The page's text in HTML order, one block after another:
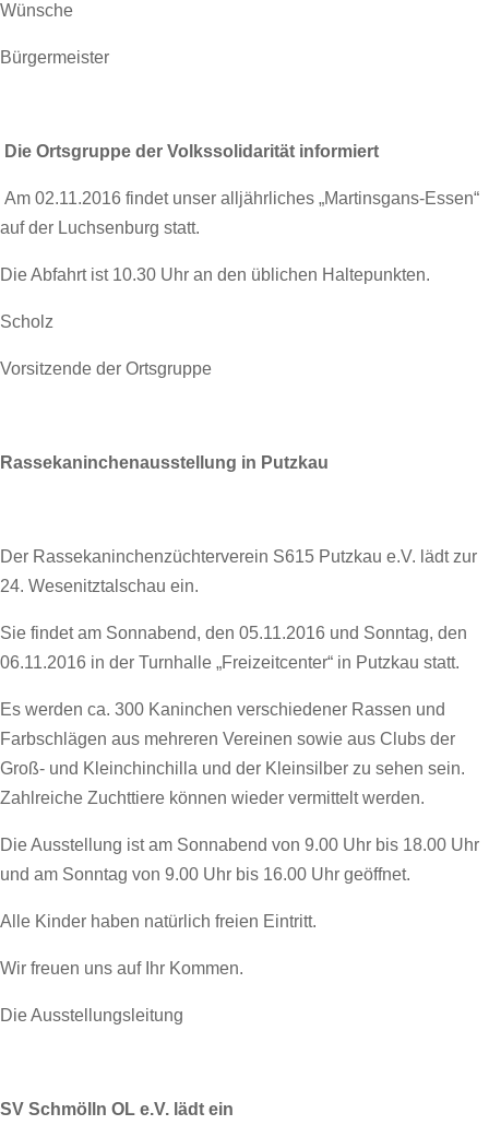
Wünsche
Bürgermeister
Die Ortsgruppe der Volkssolidarität informiert
Am 02.11.2016 findet unser alljährliches „Martinsgans-Essen“
auf der Luchsenburg statt.
Die Abfahrt ist 10.30 Uhr an den üblichen Haltepunkten.
Scholz
Vorsitzende der Ortsgruppe
Rassekaninchenausstellung in Putzkau
Der Rassekaninchenzüchterverein S615 Putzkau e.V. lädt zur
24. Wesenitztalschau ein.
Sie findet am Sonnabend, den 05.11.2016 und Sonntag, den
06.11.2016 in der Turnhalle „Freizeitcenter“ in Putzkau statt.
Es werden ca. 300 Kaninchen verschiedener Rassen und
Farbschlägen aus mehreren Vereinen sowie aus Clubs der
Groß- und Kleinchinchilla und der Kleinsilber zu sehen sein.
Zahlreiche Zuchttiere können wieder vermittelt werden.
Die Ausstellung ist am Sonnabend von 9.00 Uhr bis 18.00 Uhr
und am Sonntag von 9.00 Uhr bis 16.00 Uhr geöffnet.
Alle Kinder haben natürlich freien Eintritt.
Wir freuen uns auf Ihr Kommen.
Die Ausstellungsleitung
SV Schmölln OL e.V. lädt ein